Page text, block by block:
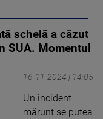
schelă a căzut
SUA. Momentul
16-11-2024 | 14:05
Un incident
mărunt se putea